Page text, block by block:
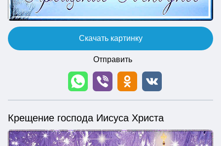
Скачать картинку
Отправить
Крещение господа Иисуса Христа